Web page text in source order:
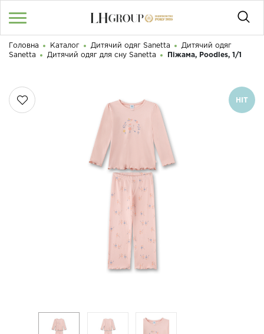
UA |RU
КАТАЛОГ
Графік роботи з 9:00 до 21:00
Доброго дня! Що Ви шукаєте?
Головна Каталог Дитячий одяг Sanetta
Дитячий одяг
Sanetta
Дитячий одяг для сну Sanetta Піжама, Poodles, 1/1
HIT